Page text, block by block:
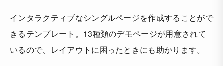
インタラクティブなシングルページを作成することがで
きるテンプレート。13種類のデモページが用意されて
いるので、レイアウトに困ったときにも助かります。